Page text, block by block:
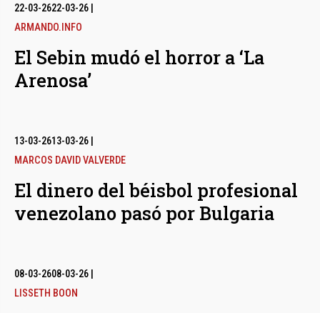
22-03-2622-03-26
ARMANDO.INFO
El Sebin mudó el horror a ‘La
Arenosa’
13-03-2613-03-26
MARCOS DAVID VALVERDE
El dinero del béisbol profesional
venezolano pasó por Bulgaria
08-03-2608-03-26
LISSETH BOON